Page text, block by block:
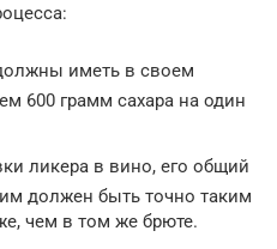
иметь в своем
600 грамм сахара на один
ликера в вино, его общий
должен быть точно таким
чем в том же брюте.